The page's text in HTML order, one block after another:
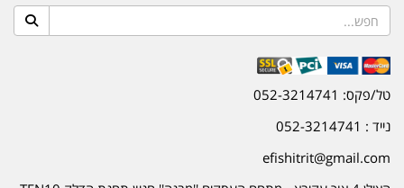
טל/פקס: 052-3214741
נייד : 052-3214741
efishitrit@gmail.com